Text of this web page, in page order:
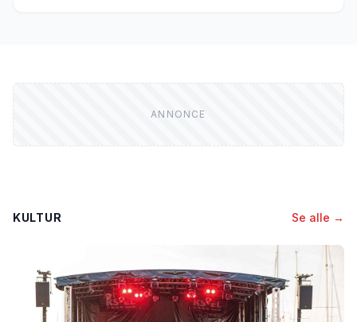
KULTUR Se alle →